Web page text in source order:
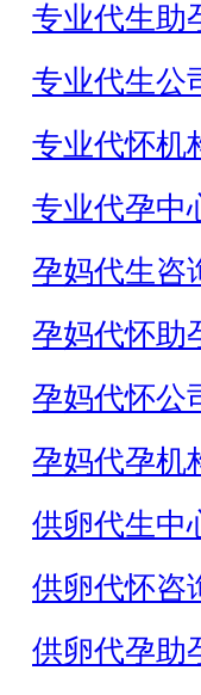
专业代生助
专业代生公
专业代怀机
专业代孕中
孕妈代生咨
孕妈代怀助
孕妈代怀公
孕妈代孕机
供卵代生中
供卵代怀咨
供卵代孕助